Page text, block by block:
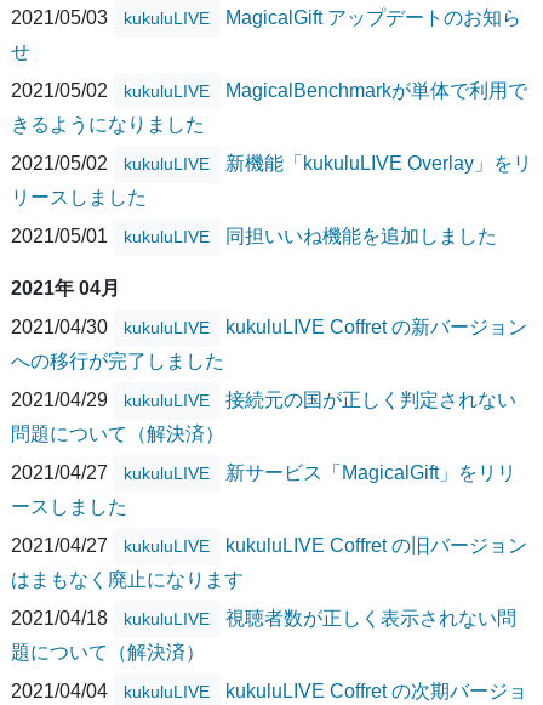
2021/05/03 kukuluLIVE
MagicalGift アップデートのお知ら
せ
2021/05/02
kukuluLIVE
MagicalBenchmarkが単体で利用で
きるようになりました
2021/05/02
kukuluLIVE
新機能「kukuluLIVE Overlay」をリ
リースしました
2021/05/01
kukuluLIVE 同担いいね機能を追加しました
2021年 04月
2021/04/30
kukuluLIVE
kukuluLIVE Coffret の新バージョン
への移行が完了しました
2021/04/29
kukuluLIVE
接続元の国が正しく判定されない
問題について（解決済）
2021/04/27
kukuluLIVE
新サービス「MagicalGift」をリリ
ースしました
2021/04/27
kukuluLIVE
kukuluLIVE Coffret の旧バージョン
はまもなく廃止になります
2021/04/18
kukuluLIVE
視聴者数が正しく表示されない問
題について（解決済）
2021/04/04
kukuluLIVE
kukuluLIVE Coffret の次期バージョ